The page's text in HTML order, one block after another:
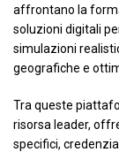
affrontano la
soluzioni digitali
simulazioni
geografiche e
Tra queste
risorsa leader,
specifici,